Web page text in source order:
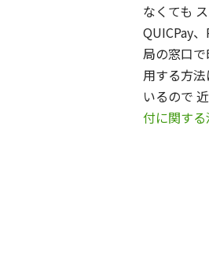
なくても
QUICPay
局の窓口
用する方
いるので
付に関する